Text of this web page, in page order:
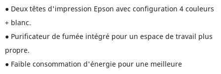
● Deux têtes d'impression Epson avec configuration 4 couleurs
+ blanc.
● Purificateur de fumée intégré pour un espace de travail plus
propre.
● Faible consommation d'énergie pour une meilleure